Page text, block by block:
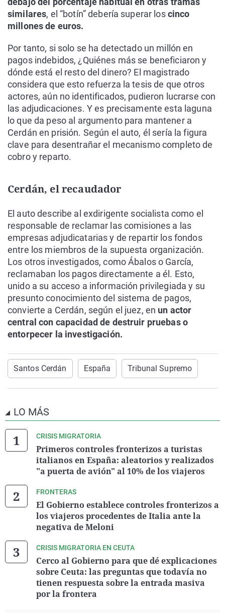
similares, el “botín” debería superar loscinco
millones de euros.
Por tanto, si solo se ha detectado un millón en
pagos indebidos, ¿Quiénes más se beneficiaron y
dónde está el resto del dinero? El magistrado
considera que esto refuerza la tesis de que otros
actores, aún no identificados, pudieron lucrarse con
las adjudicaciones. Y es precisamente esta laguna
lo que da peso al argumento para mantener a
Cerdán en prisión. Según el auto, él sería la figura
clave para desentrañar el mecanismo completo de
cobro y reparto.
Cerdán, el recaudador
El auto describe al exdirigente socialista como el
responsable de reclamar las comisiones a las
empresas adjudicatarias y de repartir los fondos
entre los miembros de la supuesta organización.
Los otros investigados, como Ábalos o García,
reclamaban los pagos directamente a él. Esto,
unido a su acceso a información privilegiada y su
presunto conocimiento del sistema de pagos,
convierte a Cerdán, según el juez, en un actor
central con capacidad de destruir pruebas o
entorpecer la investigación.
Santos Cerdán España Tribunal Supremo
LO MÁS
CRISIS MIGRATORIA
Primeros controles fronterizos a turistas
italianos en España: aleatorios y realizados
"a puerta de avión" al 10% de los viajeros
FRONTERAS
El Gobierno establece controles fronterizos a
los viajeros procedentes de Italia ante la
negativa de Meloni
CRISIS MIGRATORIA EN CEUTA
Cerco al Gobierno para que dé explicaciones
sobre Ceuta: las preguntas que todavía no
tienen respuesta sobre la entrada masiva
por la frontera